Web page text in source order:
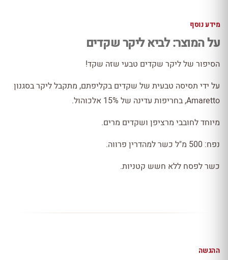
מידע נוסף
על המוצר: לביא ליקר שקדים
הסיפור של ליקר שקדים טבעי שזה שקד!
על ידי תסיסה טבעית של שקדים בקליפתם, מתקבל ליקר בסגנון
Amaretto, בחריפות עדינה של 15% אלכוהול.
מיוחד לחובבי מרציפן ושקדים מרים.
נפח: 500 מ"ל כשר למהדרין פרווה.
כשר לפסח ללא חשש קטניות.
ההגשה